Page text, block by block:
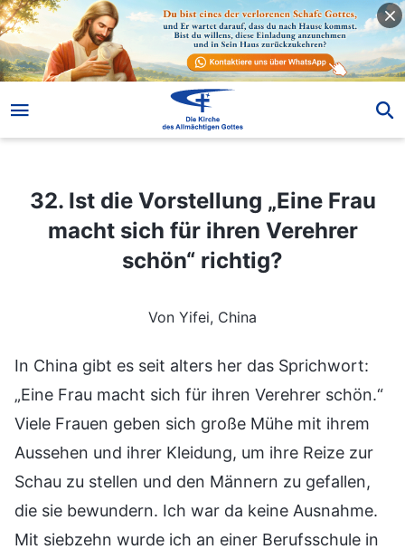
32. Ist die Vorstellung „Eine Frau
macht sich für ihren Verehrer
schön“ richtig?
Von Yifei, China
In China gibt es seit alters her das Sprichwort:
„Eine Frau macht sich für ihren Verehrer schön.“
Viele Frauen geben sich große Mühe mit ihrem
Aussehen und ihrer Kleidung, um ihre Reize zur
Schau zu stellen und den Männern zu gefallen,
die sie bewundern. Ich war da keine Ausnahme.
Mit siebzehn wurde ich an einer Berufsschule in